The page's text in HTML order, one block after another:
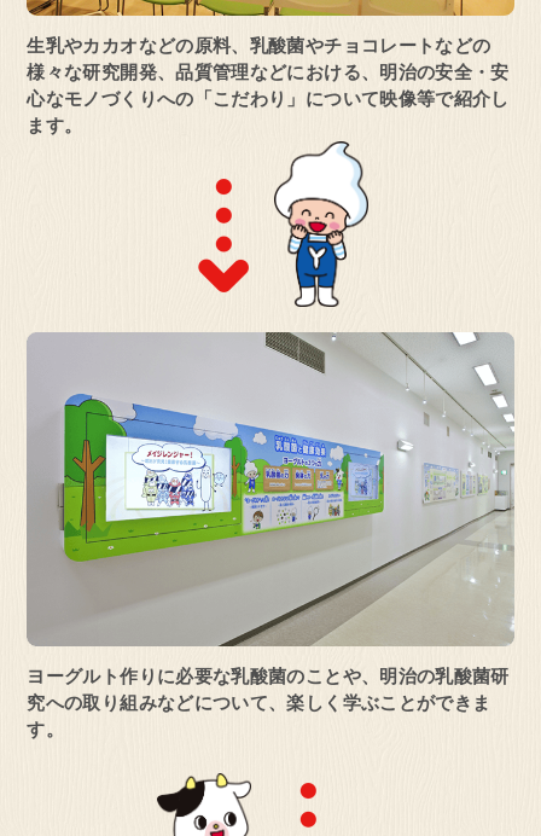
見学予約・お問い合わせ
茨城県 守谷市
オンライン
明治なるほどファクトリー
守谷
生乳やカカオなどの原料、乳酸菌やチョコ レートなどの
様々な研究開発、品質管理などにおける、明治の安全・安
心なモノづくりへの「こだわり」について映像等で紹介し
ます。
ヨーグルト作りに必要な乳酸菌のことや、 明治の乳酸菌研
究への取り組みなどについて、楽しく学ぶことができま
す。